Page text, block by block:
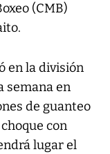
(CMB)
en la división
semana en
de guanteo
con
lugar el